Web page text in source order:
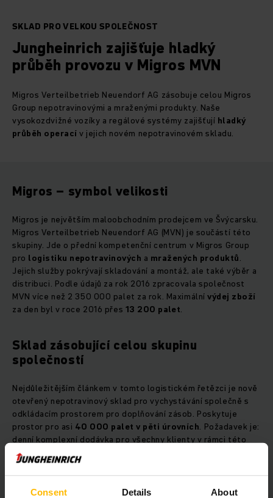
Consent Details About
SKLAD PRO VELKOU SPOLEČNOST
Jungheinrich zajišťuje hladký
průběh provozu v Migros MVN
Migros Verteilbetrieb Neuendorf AG zásobuje celou Migros
Group nepotravinovými a mraženými produkty. Naše
vysokozdvižné vozíky a regálové systémy zajišťují hladký
průběh operacív jejich novém nepotravinovém skladu.
Migros – symbol velikosti
Migros je největším maloobchodním prodejcem ve Švýcarsku.
Migros Verteilbetrieb Neuendorf AG (MVN) je součástí této
skupiny. Jde o přední kompetenční centrum v Migros Group
pro logistiku nepotravinových a mražených produktů.
Jejich služby pokrývají skladování a montáž, ale také výběr a
distribuci. Podle údajů za rok 2016 zpracovala společnost
MVN více než 2 350 000 palet za rok. Maximálnívýdej zboží
za den byl v roce 2016 přes 13 200 palet.
Sklad zásobující celou skupinu
společností
Nejdůležitějším článkem v tomto logistickém řetězci je nově
otevřený nepotravinový sklad pro vychystávání společně s
odkládacím prostorem pro doplňování zásob. Poskytuje
prostor pro asi 40 000 palet v pěti úrovních. Požadavek je:
denní komplexní dodávka pro všechny klienty v rámci této
skupiny společností. Společnost Migros MVN tedy hledala
poskytovatele, který by nabídl
se pro nás. Objednala si celé portfoliovysokozdvižných
vozíkůaregálových systémůvčetně konzultace, plánování